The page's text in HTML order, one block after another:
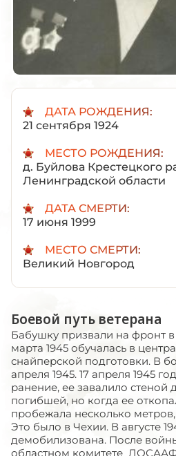
ДАТА РОЖДЕНИЯ:
21 сентября 1924
МЕСТО РОЖДЕНИЯ:
д. Буйлова Крестецкого
Ленинградской области
ДАТА СМЕРТИ:
17 июня 1999
МЕСТО СМЕРТИ:
Великий Новгород
Боевой путь ветерана
Бабушку призвали на фронт в
марта 1945 обучалась в
снайперской подготовки. В
апреля 1945. 17 апреля 1945
ранение, ее завалило стеной
погибшей, но когда ее
пробежала несколько
Это было в Чехии. В августе
демобилизована. После
областном комитете